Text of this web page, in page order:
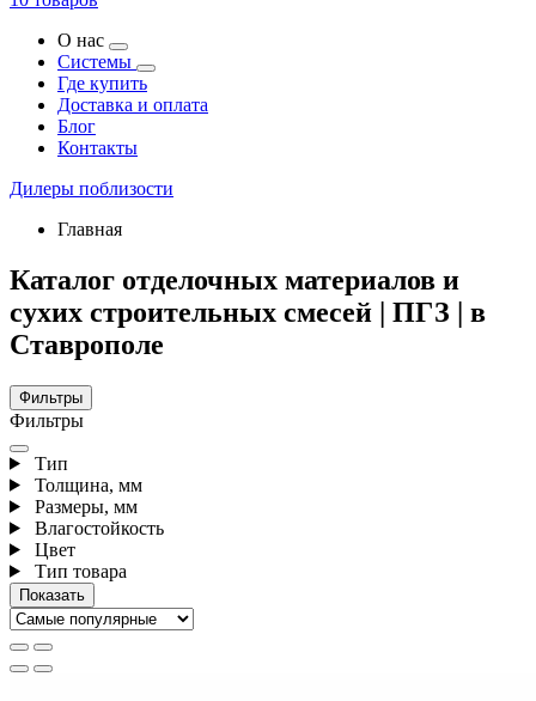
О нас
Системы
Где купить
Доставка и оплата
Блог
Контакты
Дилеры поблизости
Главная
Каталог отделочных материалов и
сухих строительных смесей | ПГЗ | в
Ставрополе
Фильтры
Фильтры
Тип
Толщина, мм
Размеры, мм
Влагостойкость
Цвет
Тип товара